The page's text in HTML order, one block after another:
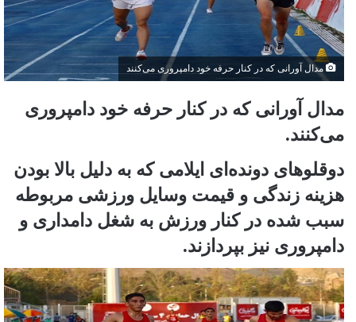
مدال آورانی که در کنار حرفه خود دامپروری می‌کنند
مدال آورانی که در کنار حرفه خود دامپروری
می‌کنند.
دوقلوهای دونده‌ای ایلامی که به دلیل بالا بودن
هزینه زندگی و قیمت وسایل ورزشی مربوطه
سبب شده در کنار ورزش به شغل دامداری و
دامپروری نیز بپردازند.